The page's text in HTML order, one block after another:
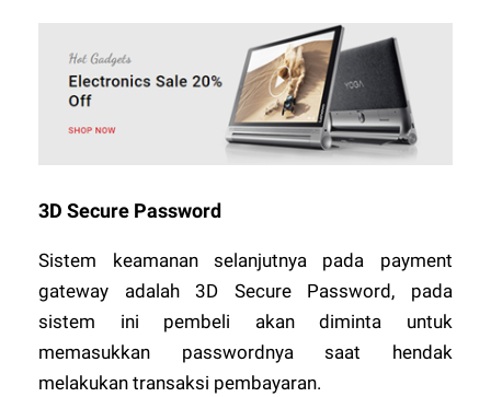
3D Secure Password
Sistem keamanan selanjutnya pada payment
gateway adalah 3D Secure Password, pada
sistem ini pembeli akan diminta untuk
memasukkan passwordnya saat hendak
melakukan transaksi pembayaran.